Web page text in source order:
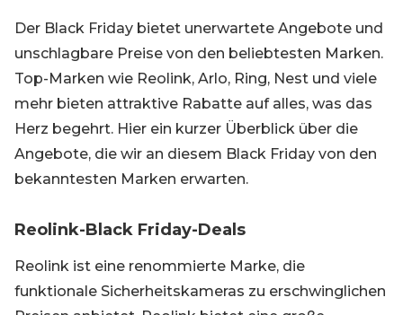
Der Black Friday bietet unerwartete Angebote und
unschlagbare Preise von den beliebtesten Marken.
Top-Marken wie Reolink, Arlo, Ring, Nest und viele
mehr bieten attraktive Rabatte auf alles, was das
Herz begehrt. Hier ein kurzer Überblick über die
Angebote, die wir an diesem Black Friday von den
bekanntesten Marken erwarten.
Reolink-Black Friday-Deals
Reolink ist eine renommierte Marke, die
funktionale Sicherheitskameras zu erschwinglichen